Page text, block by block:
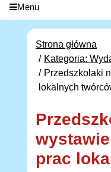
Menu
Strona główna
Kategoria:
Przedszkolaki
lokalnych
prac